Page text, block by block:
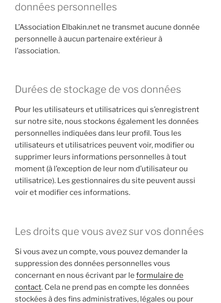
données personnelles
L’Association Elbakin.net ne transmet aucune donnée
personnelle à aucun partenaire extérieur à
l’association.
Durées de stockage de vos données
Pour les utilisateurs et utilisatrices qui s’enregistrent
sur notre site, nous stockons également les données
personnelles indiquées dans leur profil. Tous les
utilisateurs et utilisatrices peuvent voir, modifier ou
supprimer leurs informations personnelles à tout
moment (à l’exception de leur nom d’utilisateur ou
utilisatrice). Les gestionnaires du site peuvent aussi
voir et modifier ces informations.
Les droits que vous avez sur vos données
Si vous avez un compte, vous pouvez demander la
suppression des données personnelles vous
concernant en nous écrivant par le formulaire de
contact. Cela ne prend pas en compte les données
stockées à des fins administratives, légales ou pour